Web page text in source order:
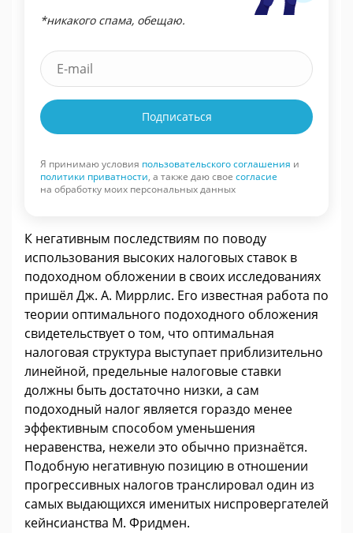
*никакого спама, обещаю.
Подписаться
Я принимаю условия пользовательского соглашения и
политики приватности, а также даю свое согласие
на обработку моих персональных данных
К негативным последствиям по поводу
использования высоких налоговых ставок в
подоходном обложении в своих исследованиях
пришёл Дж. А. Миррлис. Его известная работа по
теории оптимального подоходного обложения
свидетельствует о том, что оптимальная
налоговая структура выступает приблизительно
линейной, предельные налоговые ставки
должны быть достаточно низки, а сам
подоходный налог является гораздо менее
эффективным способом уменьшения
неравенства, нежели это обычно признаётся.
Подобную негативную позицию в отношении
прогрессивных налогов транслировал один из
самых выдающихся именитых ниспровергателей
кейнсианства М. Фридмен.